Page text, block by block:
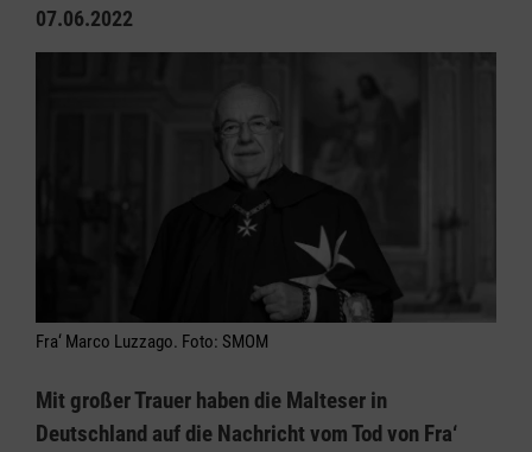
07.06.2022
Fra‘ Marco Luzzago. Foto: SMOM
Mit großer Trauer haben die Malteser in
Deutschland auf die Nachricht vom Tod von Fra‘